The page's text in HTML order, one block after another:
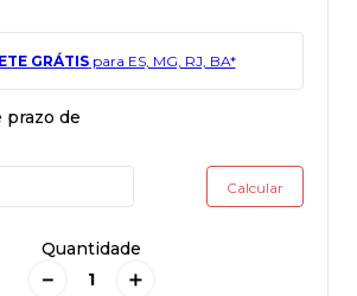
GRÁTISpara ES, MG, RJ, BA*
Quantidade
＋
－